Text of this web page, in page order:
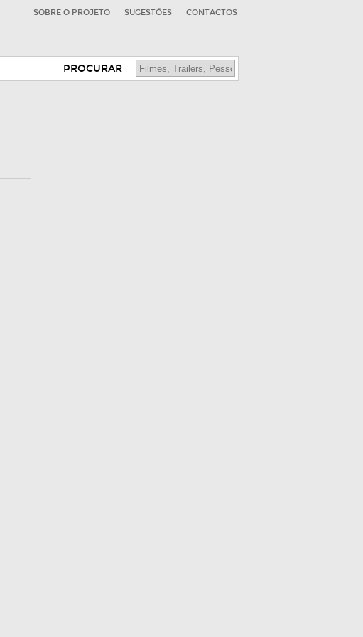
SOBRE O PROJETO SUGESTÕES CONTACTOS
PROCURAR